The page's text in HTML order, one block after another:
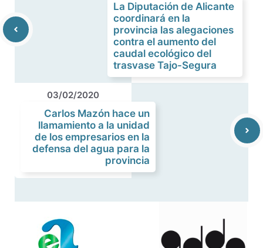
La Diputación de Alicante
coordinará en la
provincia las alegaciones
contra el aumento del
caudal ecológico del
trasvase Tajo-Segura
03/02/2020
Carlos Mazón hace un
llamamiento a la unidad
de los empresarios en la
defensa del agua para la
provincia